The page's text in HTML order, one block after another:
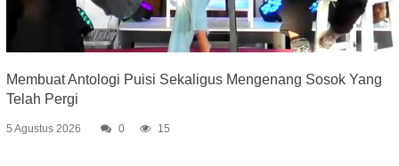
Membuat Antologi Puisi Sekaligus Mengenang Sosok Yang
Telah Pergi
5 Agustus 2026 0 15